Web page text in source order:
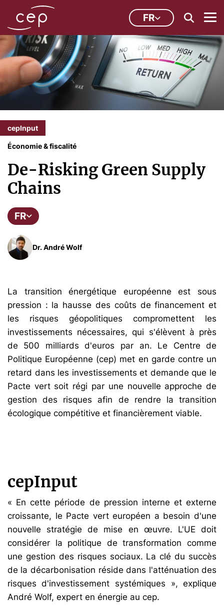
FR
cepInput
Économie & fiscalité
De-Risking Green Supply
Chains
FR
Dr. André Wolf
La transition énergétique européenne est sous
pression : la hausse des coûts de financement et
les risques géopolitiques compromettent les
investissements nécessaires, qui s'élèvent à près
de 500 milliards d'euros par an. Le Centre de
Politique Européenne (cep) met en garde contre un
retard dans les investissements et demande que le
Pacte vert soit régi par une nouvelle approche de
gestion des risques afin de rendre la transition
écologique compétitive et financièrement viable.
cepInput
« En cette période de pression interne et externe
croissante, le Pacte vert européen a besoin d'une
nouvelle stratégie de mise en œuvre. L'UE doit
considérer la politique de transformation comme
une gestion des risques sociaux. La clé du succès
de la décarbonisation réside dans l'atténuation des
risques d'investissement systémiques », explique
André Wolf, expert en énergie au cep.